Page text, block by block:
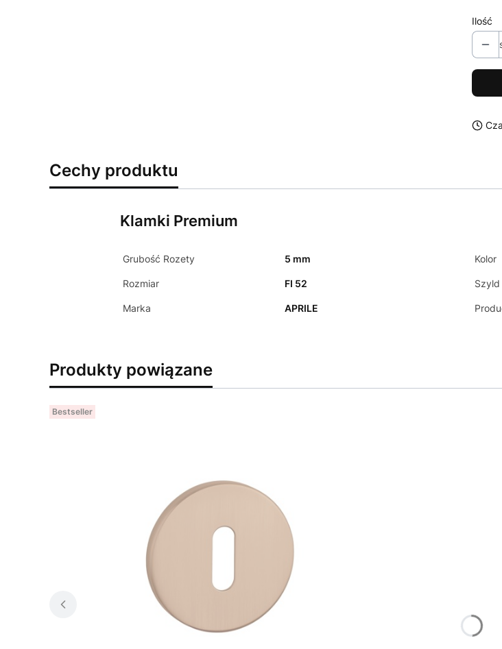
Ilość
Cechy produktu
Klamki Premium
Grubość Rozety 5 mm Kolor
Rozmiar FI 52 Szyld
Marka APRILE
Produkty powiązane
Bestseller